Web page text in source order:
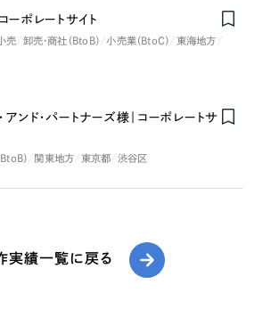
ポレートサイト
売 卸売・商社（BtoB） 小売業（BtoC）
東海地方
ンド・パートナーズ様｜コーポレートサ
） 関東地方 東京都 渋谷区
実績一覧に戻る